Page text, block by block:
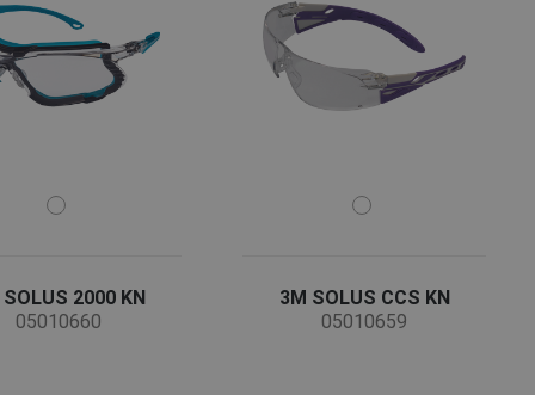
2000 KN
05010660
3M SOLUS CCS KN
05010659